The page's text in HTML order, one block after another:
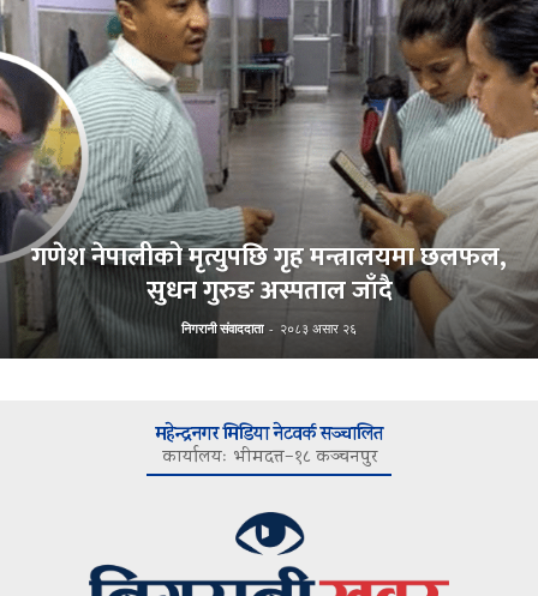
गणेश नेपालीको मृत्युपछि गृह मन्त्रालयमा छलफल,
सुधन गुरुङ अस्पताल जाँदै
निगरानी संवाददाता - २०८३ असार २६
महेन्द्रनगर मिडिया नेटवर्क सञ्चालित
कार्यालयः भीमदत्त–१८ कञ्चनपुर